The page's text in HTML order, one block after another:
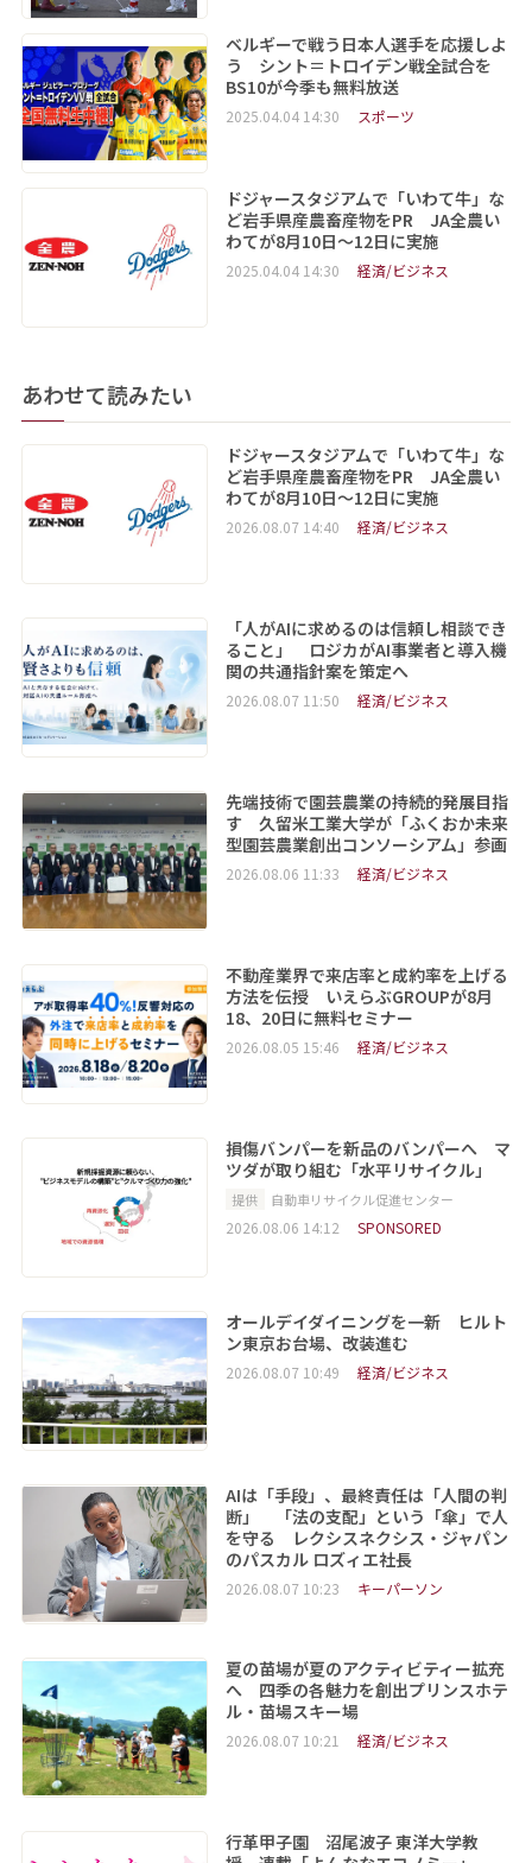
ベルギーで戦う日本人選手を応援しよ
う シント＝トロイデン戦全試合を
BS10が今季も無料放送
2025.04.04 14:30 スポーツ
ドジャースタジアムで「いわて牛」な
ど岩手県産農畜産物をPR JA全農い
わてが8月10日～12日に実施
2025.04.04 14:30 経済/ビジネス
あわせて読みたい
ドジャースタジアムで「いわて牛」な
ど岩手県産農畜産物をPR JA全農い
わてが8月10日～12日に実施
2026.08.07 14:40 経済/ビジネス
「人がAIに求めるのは信頼し相談でき
ること」 ロジカがAI事業者と導入機
関の共通指針案を策定へ
2026.08.07 11:50 経済/ビジネス
先端技術で園芸農業の持続的発展目指
す 久留米工業大学が「ふくおか未来
型園芸農業創出コンソーシアム」参画
2026.08.06 11:33 経済/ビジネス
不動産業界で来店率と成約率を上げる
方法を伝授 いえらぶGROUPが8月
18、20日に無料セミナー
2026.08.05 15:46 経済/ビジネス
損傷バンパーを新品のバンパーへ マ
ツダが取り組む「水平リサイクル」
提供 自動車リサイクル促進センター
2026.08.06 14:12 SPONSORED
オールデイダイニングを一新 ヒルト
ン東京お台場、改装進む
2026.08.07 10:49 経済/ビジネス
AIは「手段」、最終責任は「人間の判
断」 「法の支配」という「傘」で人
を守る レクシスネクシス・ジャパン
のパスカル ロズィエ社長
2026.08.07 10:23 キーパーソン
夏の苗場が夏のアクティビティー拡充
へ 四季の各魅力を創出プリンスホテ
ル・苗場スキー場
2026.08.07 10:21 経済/ビジネス
行革甲子園 沼尾波子 東洋大学教